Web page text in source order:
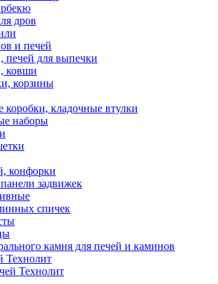
дров
и печей
печей для выпечки
ковши
корзины
коробки, кладочные втулки
наборы
конфорки
задвижек
спичек
камня для печей и каминов
Технолит
Технолит